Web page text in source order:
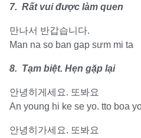
7. Rất vui được làm quen
만나서 반갑습니다.
Man na so ban gap sưm mi ta
8. Tạm biệt. Hẹn gặp lại
안녕히게세요. 또봐요
An young hi ke se yo. tto boa
안녕히가세요. 또봐요